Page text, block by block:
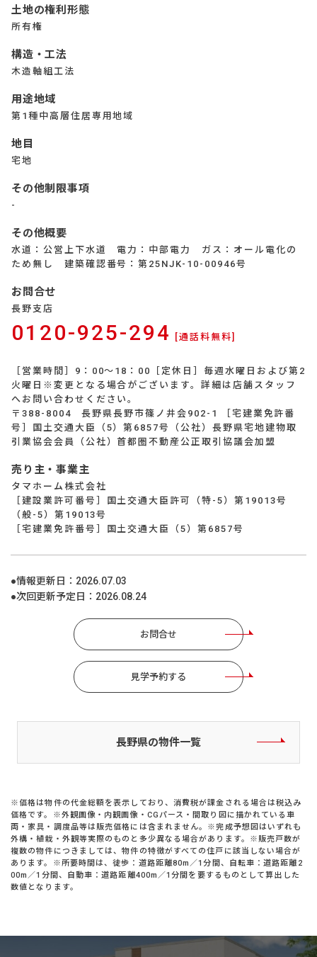
土地の権利形態
所有権
構造・工法
木造軸組工法
用途地域
第1種中高層住居専用地域
地目
宅地
その他制限事項
-
その他概要
水道：公営上下水道 電力：中部電力 ガス：オール電化の
ため無し 建築確認番号：第25NJK-10-00946号
お問合せ
長野支店
0120-925-294 [通話料無料]
［営業時間］9：00～18：00［定休日］毎週水曜日および第2
火曜日※変更となる場合がございます。詳細は店舗スタッフ
へお問い合わせください。
〒388-8004 長野県長野市篠ノ井会902-1 ［宅建業免許番
号］国土交通大臣（5）第6857号（公社）長野県宅地建物取
引業協会会員（公社）首都圏不動産公正取引協議会加盟
売り主・事業主
タマホーム株式会社
［建設業許可番号］国土交通大臣許可（特-5）第19013号
（般-5）第19013号
［宅建業免許番号］国土交通大臣（5）第6857号
●情報更新日： 2026.07.03
●次回更新予定日： 2026.08.24
お問合せ
見学予約する
長野県の物件一覧
※価格は物件の代金総額を表示しており、消費税が課金される場合は税込み
価格です。※外観画像・内観画像・CGパース・間取り図に描かれている車
両・家具・調度品等は販売価格には含まれません。※完成予想図はいずれも
外構・植栽・外観等実際のものと多少異なる場合があります。※販売戸数が
複数の物件につきましては、物件の特徴がすべての住戸に該当しない場合が
あります。※所要時間は、徒歩：道路距離80m／1分間、自転車：道路距離2
00m／1分間、自動車：道路距離400m／1分間を要するものとして算出した
数値となります。